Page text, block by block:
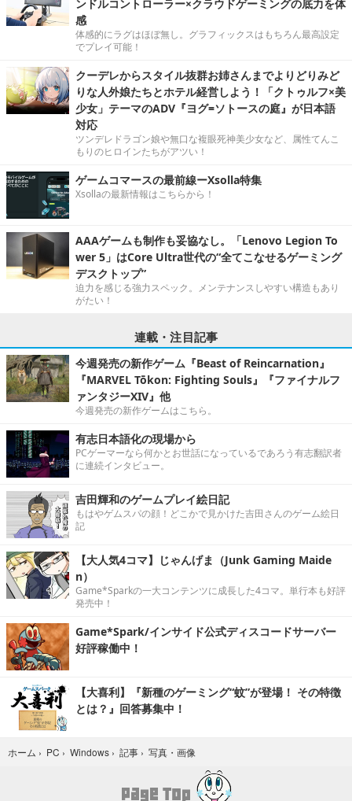
ンドルコントローラー×クラウドゲーミングの底力を体
感
体感的にラグはほぼ無し。グラフィックスはもちろん最高設定
でプレイ可能！
クーデレからスタイル抜群お姉さんまでよりどりみど
りな人外娘たちとホテル経営しよう！「クトゥルフ×美
少女」テーマのADV『ヨグ=ソトースの庭』が日本語
対応
ツンデレドラゴン娘や無口な複眼死神美少女など、属性てんこ
もりのヒロインたちがアツい！
ゲームコマースの最前線ーXsolla特集
Xsollaの最新情報はこちらから！
AAAゲームも制作も妥協なし。「Lenovo Legion To
wer 5」はCore Ultra世代の“全てこなせるゲーミング
デスクトップ”
迫力を感じる強力スペック。メンテナンスしやすい構造もあり
がたい！
連載・注目記事
今週発売の新作ゲーム『Beast of Reincarnation』
『MARVEL Tōkon: Fighting Souls』『ファイナルフ
ァンタジーXIV』他
今週発売の新作ゲームはこちら。
有志日本語化の現場から
PCゲーマーなら何かとお世話になっているであろう有志翻訳者
に連続インタビュー。
吉田輝和のゲームプレイ絵日記
もはやゲムスパの顔！どこかで見かけた吉田さんのゲーム絵日
記
【大人気4コマ】じゃんげま（Junk Gaming Maide
n）
Game*Sparkの一大コンテンツに成長した4コマ。単行本も好評
発売中！
Game*Spark/インサイド公式ディスコードサーバー
好評稼働中！
【大喜利】『新種のゲーミング“蚊”が登場！ その特徴
とは？』回答募集中！
ホーム › PC › Windows › 記事 › 写真・画像